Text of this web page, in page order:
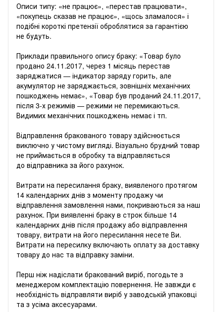
Описи типу: «не працює», «перестав працювати»,
«покупець сказав не працює», «щось зламалося» і
подібні короткі претензії оброблятися за гарантією
не будуть.
Приклади правильного опису браку: «Товар було
продано 24.11.2017, через 1 місяць перестав
заряджатися — індикатор заряду горить, але
акумулятор не заряджається, зовнішніх механічних
пошкоджень немає», «Товар був проданий 24.11.2017,
після 3-х режимів — режими не перемикаються.
Видимих ​​механічних пошкоджень немає і тп.
Відправлення бракованого товару здійснюється
виключно у чистому вигляді. Візуально брудний товар
не приймається в обробку та відправляється
до відправника за його рахунок.
Витрати на пересилання браку, виявленого протягом
14 календарних днів з моменту продажу чи
відправлення замовлення нами, покриваються за наш
рахунок. При виявленні браку в строк більше 14
календарних днів після продажу або відправлення
товару, витрати на його пересилання несете Ви.
Витрати на пересилку включають оплату за доставку
товару до нас та відправку заміни.
Перш ніж надіслати бракований виріб, погодьте з
менеджером комплектацію повернення. Не завжди є
необхідність відправляти виріб у заводській упаковці
та з усіма аксесуарами.